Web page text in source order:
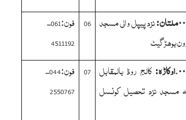
ملتان:نزد پیپل والی مسجد
بوہڑ گیٹ
06
فون:061-
4511192
.اوکاڑہ: کالج روڈ بالمقابل
مسجد نزد تحصیل کونسل
07
فون:044-
2550767